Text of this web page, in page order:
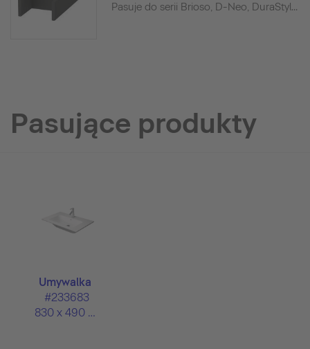
Pasuje do serii Brioso, D-Neo, DuraStyl...
Pasujące produkty
Umywalka
#233683
830 x 490 mm